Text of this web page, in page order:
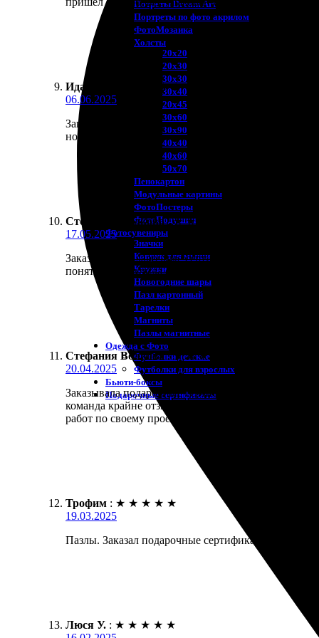
Потреты Dream Art
Портреты по фото акрилом
ФотоМозаика
Холсты
20х20
20х30
30х30
30х40
20х45
30х60
30х90
40х40
40х60
50х70
Пенокартон
Модульные картины
ФотоПостеры
ФотоПодушки
Фотоcувениры
Значки
Коврик для мыши
Кружки
Новогодние шары
Пазл картонный
Тарелки
Магниты
Пазлы магнитные
Одежда с Фото
Футболки детские
Футболки для взрослых
Бьюти-боксы
Подарочные сертификаты
Ида Устинова ★ ★ ★
06.06.2025
Заказала сертификаты на фотопечать. Оформила
но в итоге качество на высоте. Распечатки яркие
Стефания Волкова : ★ ★
17.05.2025
Заказывала подарочные сертификаты на
понятны. Получила сертификаты в кратчайшие
Стефания Волкова : ★ ★ ★
20.04.2025
Заказывала подарочные сертификаты на
команда крайне отзывчивая. Помогли выбрать
работ по своему проекту и обращусь снова.
Трофим : ★ ★ ★ ★ ★
19.03.2025
Пазлы. Заказал подарочные сертификаты. Все
Люся У. : ★ ★ ★ ★ ★